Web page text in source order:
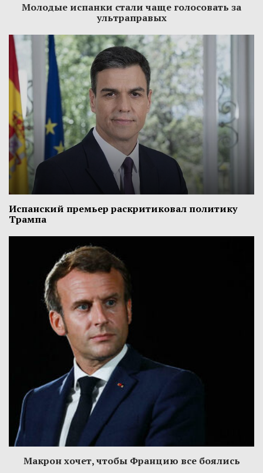
Молодые испанки стали чаще голосовать за
ультраправых
Испанский премьер раскритиковал политику
Трампа
Макрон хочет, чтобы Францию все боялись